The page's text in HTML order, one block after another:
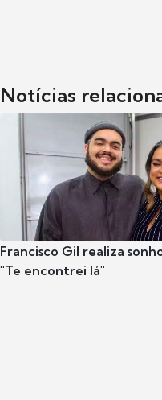
Notícias
Francisco Gil realiza
"Te encontrei lá"